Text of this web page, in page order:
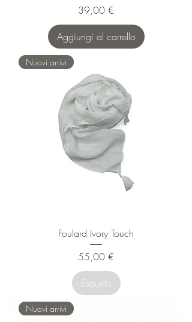
Prezzo
39,00 €
Aggiungi al carrello
Nuovi arrivi
Foulard Ivory Touch
Prezzo
55,00 €
Esaurito
Nuovi arrivi